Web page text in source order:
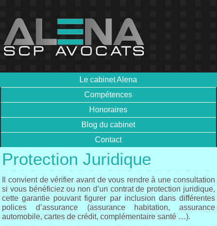
Le cabinet Alena
Compétences
Honoraires
Blog du cabinet
Contact
Protection Juridique
Il convient de vérifier avant de vous rendre à une consultation
si vous bénéficiez ou non d’un contrat de protection juridique,
cette garantie pouvant figurer par inclusion dans différentes
polices d’assurance (assurance habitation, assurance
automobile, cartes de crédit, complémentaire santé …).